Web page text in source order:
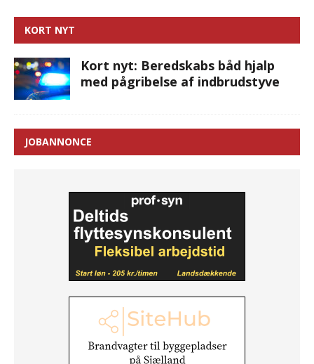
KORT NYT
Kort nyt: Beredskabs båd hjalp
med pågribelse af indbrudstyve
JOBANNONCE